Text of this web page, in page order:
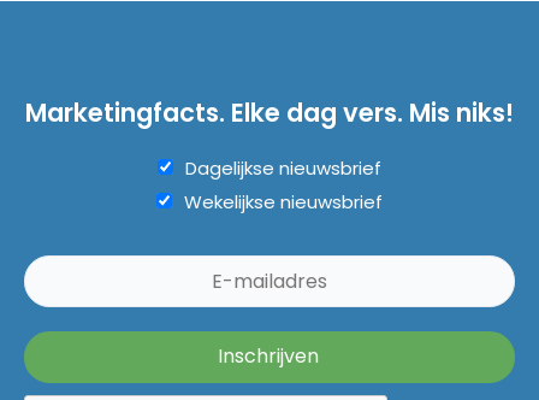
Marketingfacts. Elke dag vers. Mis niks!
Dagelijkse nieuwsbrief
Wekelijkse nieuwsbrief